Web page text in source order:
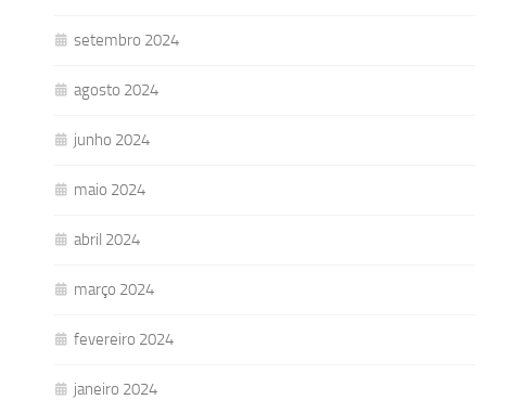
setembro 2024
agosto 2024
junho 2024
maio 2024
abril 2024
março 2024
fevereiro 2024
janeiro 2024